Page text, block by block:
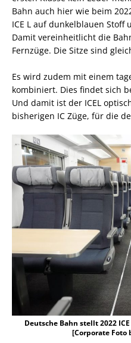
Bahn auch hier wie beim
ICE L auf dunkelblauen Stoff
Damit vereinheitlicht die
Fernzüge. Die Sitze sind
Es wird zudem mit einem
kombiniert. Dies findet sich
Und damit ist der ICEL
bisherigen IC Züge, für die
Deutsche Bahn stellt 2022
[Corporate Foto